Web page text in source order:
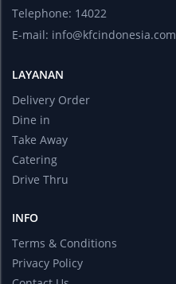
Telephone: 14022
E-mail: info@kfcindonesia.com
LAYANAN
Delivery Order
Dine in
Take Away
Catering
Drive Thru
INFO
Terms & Conditions
Privacy Policy